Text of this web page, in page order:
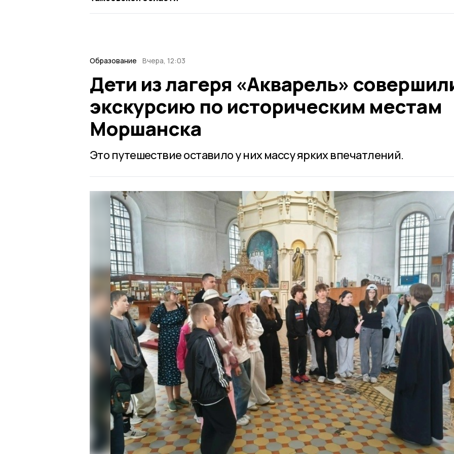
Образование Вчера, 12:03
Дети из лагеря «Акварель»
экскурсию по историческим местам
Моршанска
Это путешествие оставило у них массу ярких впечатлений.